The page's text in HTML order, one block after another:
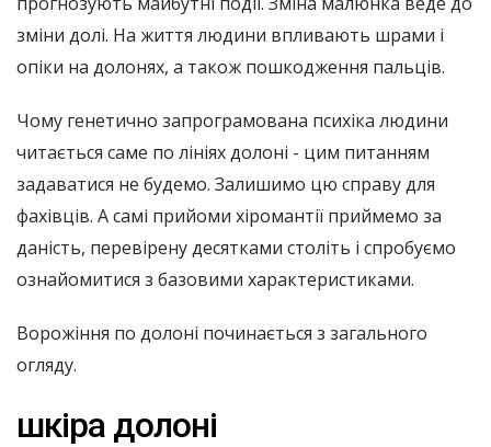
зміни долі. На життя людини впливають шрами і
опіки на долонях, а також пошкодження пальців.
Чому генетично запрограмована психіка людини
читається саме по лініях долоні - цим питанням
задаватися не будемо. Залишимо цю справу для
фахівців. А самі прийоми хіромантії приймемо за
даність, перевірену десятками століть і спробуємо
ознайомитися з базовими характеристиками.
Ворожіння по долоні починається з загального
огляду.
шкіра долоні